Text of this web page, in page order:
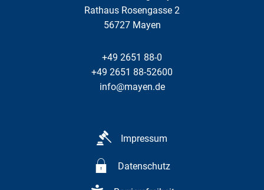
Rathaus Rosengasse 2
56727 Mayen
+49 2651 88-0
+49 2651 88-52600
info@mayen.de
Impressum
Datenschutz